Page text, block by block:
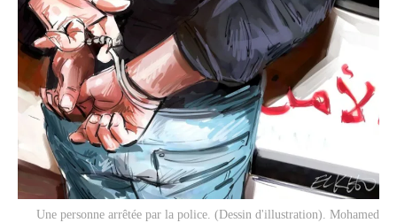
Une personne arrêtée par la police. (Dessin d'illustration). Mohamed